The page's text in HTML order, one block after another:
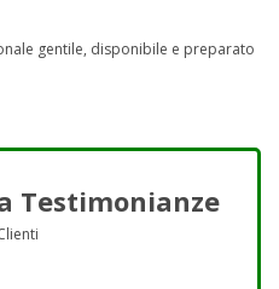
gentile, disponibile e preparato
Testimonianze